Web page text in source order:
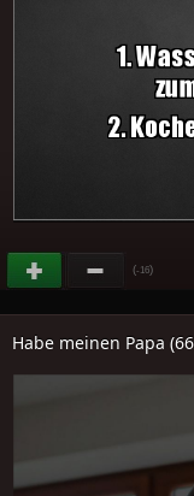
(-16)
Habe meinen Papa